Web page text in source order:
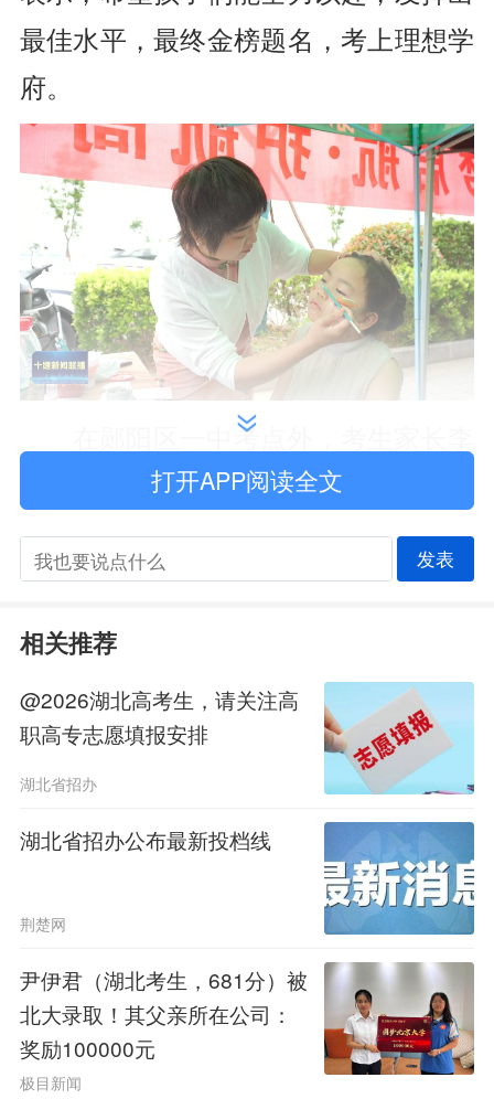
最佳水平，最终金榜题名，考上理想学
府。
在郧阳区一中考点外，考生家长李
燕自发搭建起免费彩绘小站点，为候考
家长和考生手绘高考专属祝福。李燕
说，她特意选择用这种轻松、有趣的方
式为考生减压。
高考期间，十堰教育、公安、交
通、社区等多部门协同联动，在考点周
边设立保障点，全力做好考试组织和考
打开APP阅读全文
发表
相关推荐
@2026湖北高考生，请关注高
职高专志愿填报安排
湖北省招办
湖北省招办公布最新投档线
荆楚网
尹伊君（湖北考生，681分）被
北大录取！其父亲所在公司：
奖励100000元
极目新闻